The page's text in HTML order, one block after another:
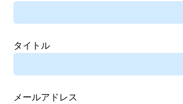
タイトル
メールアドレス